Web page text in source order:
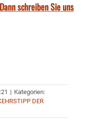
schreiben Sie uns
| Kategorien:
DER